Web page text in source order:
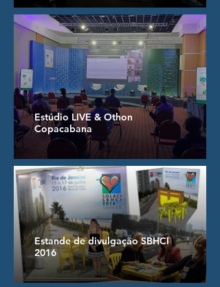
Estúdio LIVE & Othon
Copacabana
Estande de divulgação SBHCI
2016